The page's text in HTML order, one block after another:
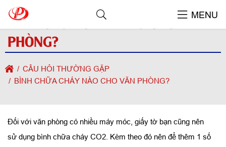
MENU
BÌNH CHỮA CHÁY NÀO CHO VĂN
PHÒNG?
CÂU HỎI THƯỜNG GẶP
BÌNH CHỮA CHÁY NÀO CHO VĂN PHÒNG?
Đối với văn phòng có nhiều máy móc, giấy tờ bạn cũng nên
sử dụng bình chữa cháy CO2. Kèm theo đó nên để thêm 1 số